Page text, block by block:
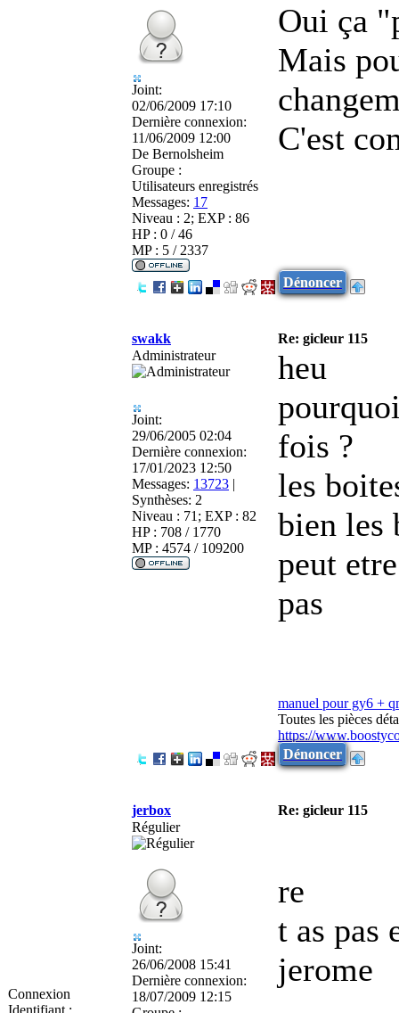
Connexion
Identifiant :
Joint:
02/06/2009 17:10
Dernière connexion:
11/06/2009 12:00
De Bernolsheim
Groupe :
Utilisateurs enregistrés
Messages: 17
Niveau : 2; EXP : 86
HP : 0 / 46
MP : 5 / 2337
Oui ça
Mais
C'est
Dénoncer
swakk
Re: gicleur 115
Administrateur
Joint:
29/06/2005 02:04
Dernière connexion:
17/01/2023 12:50
Messages: 13723 |
Synthèses: 2
Niveau : 71; EXP : 82
HP : 708 / 1770
MP : 4574 / 109200
heu
fois ?
les
bien les
peut
pas
manuel pour gy6 +
Toutes les pièces
https://
Dénoncer
jerbox
Re: gicleur 115
Régulier
Joint:
26/06/2008 15:41
Dernière connexion:
18/07/2009 12:15
re
t as pas
jerome